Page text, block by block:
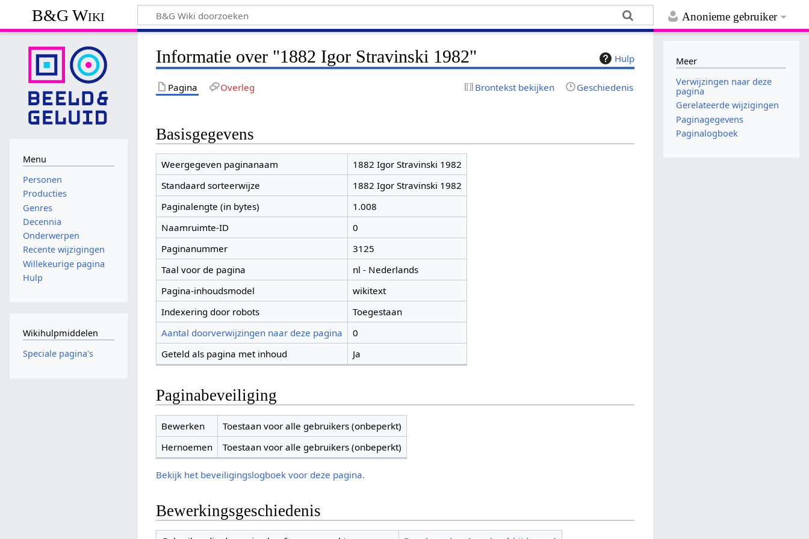
Anonieme gebruiker
B&G Wiki
Hulp
Informatie over "1882 Igor Stravinski 1982"
Pagina Overleg Brontekst bekijken Geschiedenis
Basisgegevens
Weergegeven paginanaam
1882 Igor Stravinski 1982
Standaard sorteerwijze
1882 Igor Stravinski 1982
Paginalengte (in bytes)
1.008
Naamruimte-ID
0
Paginanummer
3125
Taal voor de pagina
nl - Nederlands
Pagina-inhoudsmodel
wikitext
Indexering door robots
Toegestaan
Aantal doorverwijzingen naar deze pagina
0
Geteld als pagina met inhoud
Ja
Paginabeveiliging
Bewerken
Toestaan voor alle gebruikers (onbeperkt)
Hernoemen
Toestaan voor alle gebruikers (onbeperkt)
Bekijk het beveiligingslogboek voor deze pagina.
Bewerkingsgeschiedenis
Menu
Personen
Producties
Genres
Decennia
Onderwerpen
Recente wijzigingen
Willekeurige pagina
Hulp
Wikihulpmiddelen
Speciale pagina's
Meer
Verwijzingen naar deze
pagina
Gerelateerde wijzigingen
Paginagegevens
Paginalogboek